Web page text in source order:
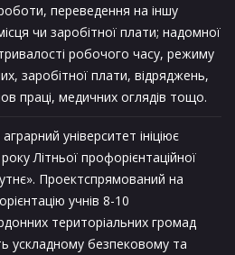
переведення на іншу
чи заробітної плати; надомної
робочого часу, режиму
заробітної плати, відряджень,
праці, медичних оглядів тощо.
університет ініціює
Літньої профорієнтаційної
Проектспрямований на
учнів 8-10
територіальних громад
ускладному безпековому та